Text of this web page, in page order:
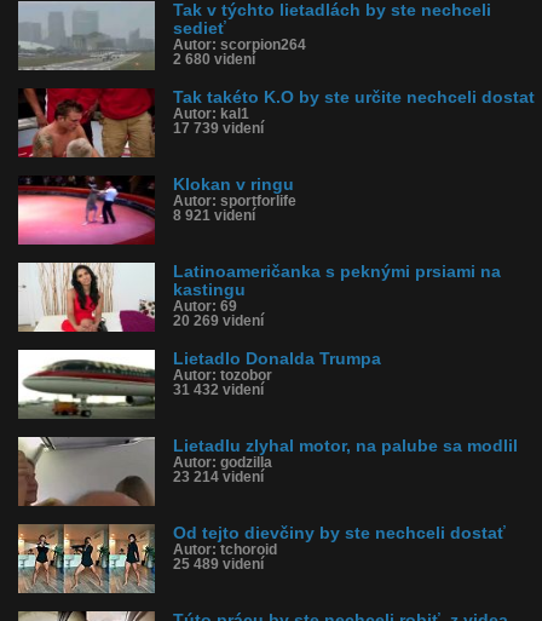
Tak v týchto lietadlách by ste nechceli
sedieť
Autor: scorpion264
2 680 videní
Tak takéto K.O by ste určite nechceli dostat
Autor: kal1
17 739 videní
Klokan v ringu
Autor: sportforlife
8 921 videní
Latinoameričanka s peknými prsiami na
kastingu
Autor: 69
20 269 videní
Lietadlo Donalda Trumpa
Autor: tozobor
31 432 videní
Lietadlu zlyhal motor, na palube sa modlil
Autor: godzilla
23 214 videní
Od tejto dievčiny by ste nechceli dostať
Autor: tchoroid
25 489 videní